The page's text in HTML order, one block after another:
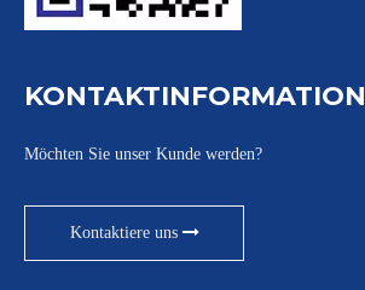
KONTAKTINFORMATION
Möchten Sie unser Kunde werden?
Kontaktiere uns